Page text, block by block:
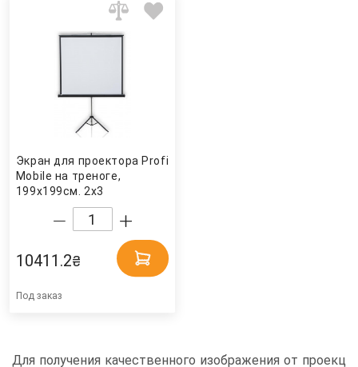
Экран для проектора Profi
Mobile на треноге,
199х199см. 2x3
10411.2₴
Под заказ
Для получения качественного изображения от проекц